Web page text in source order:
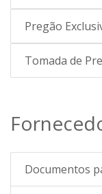
Pregão
Tomada de
Documentos